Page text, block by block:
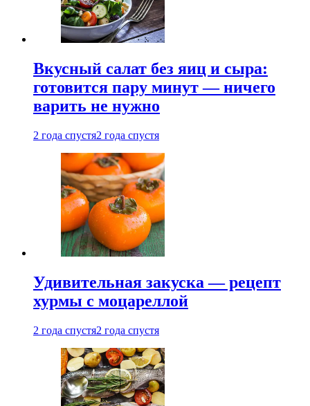
Вкусный салат без яиц и сыра:
готовится пару минут — ничего
варить не нужно
2 года спустя2 года спустя
Удивительная закуска — рецепт
хурмы с моцареллой
2 года спустя2 года спустя